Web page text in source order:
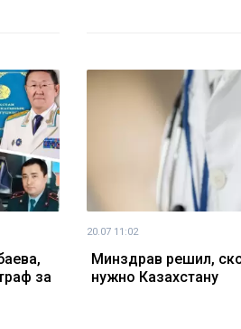
за
20.07 11:02
Минздрав решил,
нужно Казахстану